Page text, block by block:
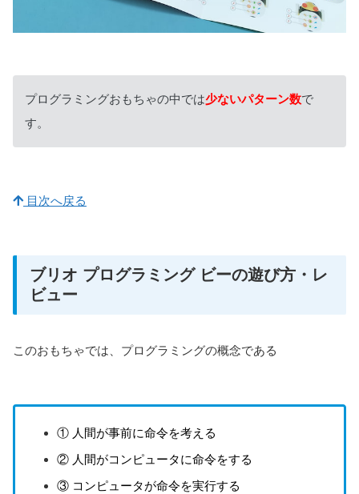
プログラミングおもちゃの中では少ないパターン数で
す。
目次へ戻る
ブリオ プログラミング ビーの遊び方・レ
ビュー
このおもちゃでは、プログラミングの概念である
① 人間が事前に命令を考える
② 人間がコンピュータに命令をする
③ コンピュータが命令を実行する